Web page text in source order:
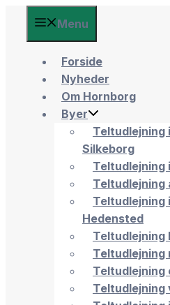
Menu
Forside
Nyheder
Om Hornborg
Byer
Teltudlejning
Silkeborg
Teltudlejning
Teltudlejning
Hedensted
Teltudlejning
Teltudlejning
Teltudlejning
Teltudlejning